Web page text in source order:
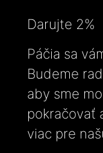
Darujte 2%
Páčia sa
Budeme
aby sme
pokračovať
viac pre